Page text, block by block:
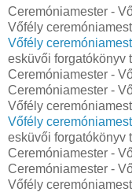
Ceremóniamester -
Vőfély
Vőfély
esküvői forgatókönyv
Ceremóniamester -
Ceremóniamester -
Vőfély
Vőfély
esküvői forgatókönyv
Ceremóniamester -
Ceremóniamester -
Vőfély